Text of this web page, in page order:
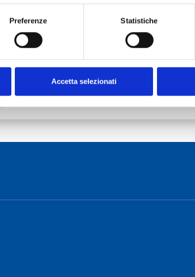
Preferenze Statistiche
Accetta selezionati
Ceremony
of the Sardinia Radio Telescope
[…]